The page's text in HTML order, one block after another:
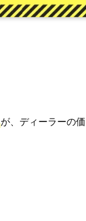
が、ディーラーの価